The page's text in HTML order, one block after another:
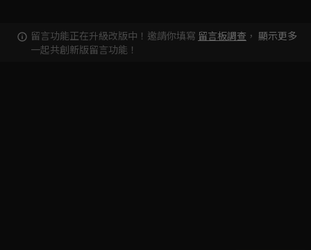
留言功能正在升級改版中！邀請你填寫 留言板調查 ，
一起共創新版留言功能！
顯示更多